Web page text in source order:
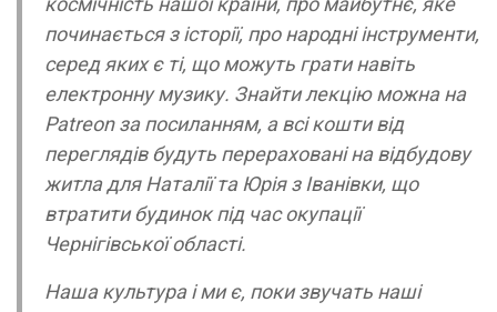
починається з історії, про народні інструменти,
серед яких є ті, що можуть грати навіть
електронну музику. Знайти лекцію можна на
Patreon за посиланням, а всі кошти від
переглядів будуть перераховані на відбудову
житла для Наталії та Юрія з Іванівки, що
втратити будинок під час окупації
Чернігівської області.
Наша культура і ми є, поки звучать наші